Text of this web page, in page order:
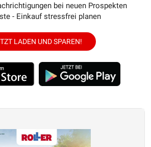
bei neuen Prospekten
- Einkauf stressfrei planen
LADEN UND SPAREN!